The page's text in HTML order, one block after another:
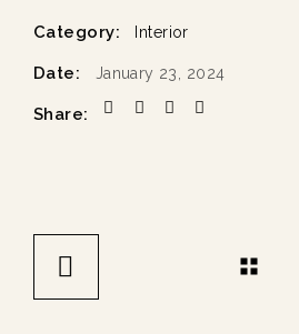
Category: Interior
Date: January 23, 2024
Share: